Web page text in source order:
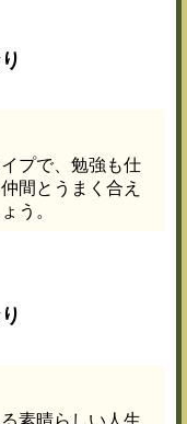
プで、勉強も仕
間とうまく合え
う。